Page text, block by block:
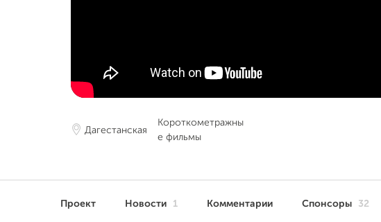
Дагестанская
Короткометражны
е фильмы
Проект Новости 1 Комментарии Спонсоры 32